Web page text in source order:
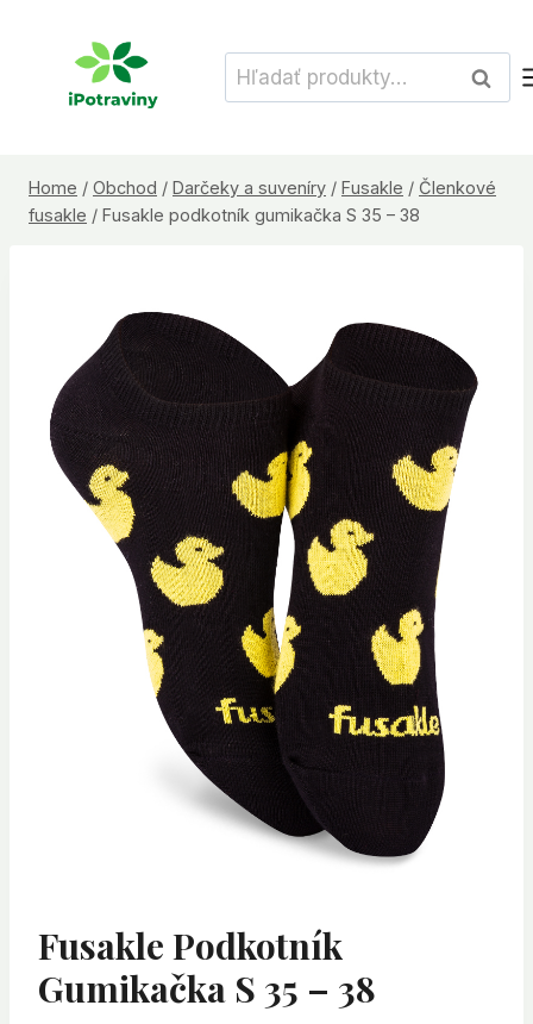
Hľadať:
Home / Obchod / Darčeky a suveníry / Fusakle / Členkové
fusakle / Fusakle podkotník gumikačka S 35 – 38
Fusakle Podkotník
Gumikačka S 35 – 38